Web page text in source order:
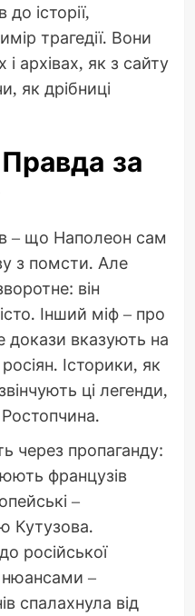
історії,
трагедії. Вони
архівах, як з сайту
як дрібниці
за
– що Наполеон сам
з помсти. Але
він
Інший міф – про
докази вказують на
Історики, як
ці легенди,
через пропаганду:
французів
–
Кутузова.
російської
нюансами –
спалахнула від